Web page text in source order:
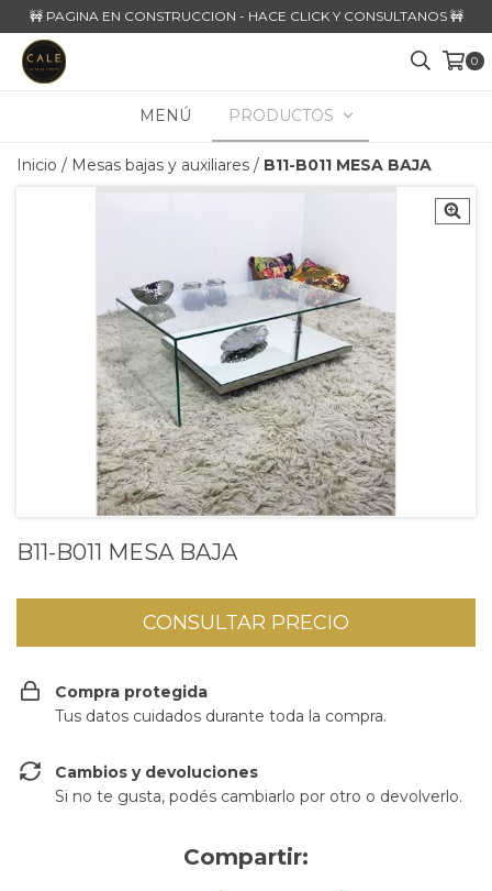
🚧 PAGINA EN CONSTRUCCION - HACE CLICK Y CONSULTANOS 🚧
0
MENÚ PRODUCTOS
Inicio / Mesas bajas y auxiliares / B11-B011 MESA BAJA
B11-B011 MESA BAJA
Compra protegida
Tus datos cuidados durante toda la compra.
Cambios y devoluciones
Si no te gusta, podés cambiarlo por otro o devolverlo.
Compartir: